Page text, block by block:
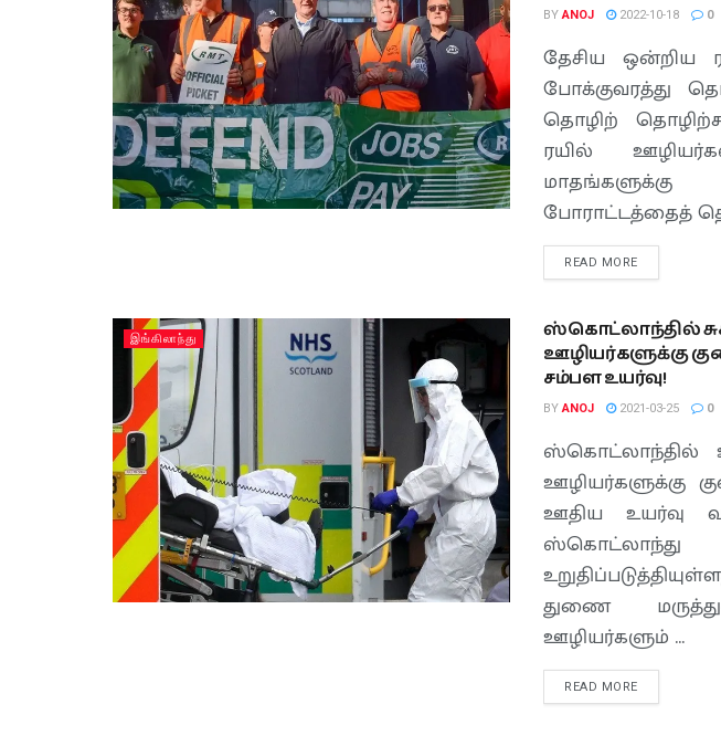
BY ANOJ 2022-10-18 0
தேசிய ஒன்றிய
போக்குவரத்து
தொழிற்
ரயில்
போராட்டத்தைத்
READ MORE
இங்கிலாந்து
ஸ்கொட்லாந்தில்
ஊழியர்களுக்கு
சம்பள உயர்வு!
BY ANOJ 2021-03-25 0
ஸ்கொட்லாந்தில்
ஊழியர்களுக்கு
ஊதிய உயர்வு
துணை
ஊழியர்களும் ...
READ MORE